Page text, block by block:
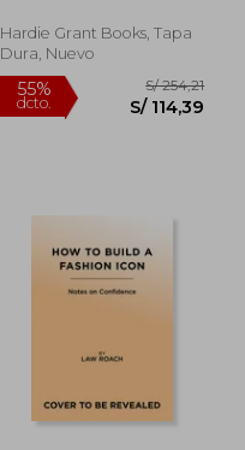
55%
dcto. S/
Hardie Grant Books, Tapa
Dura, Nuevo